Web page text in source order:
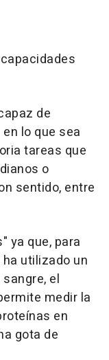
de
lo que sea
tareas que
o
sentido, entre
ya que, para
utilizado un
el
medir la
en
gota de